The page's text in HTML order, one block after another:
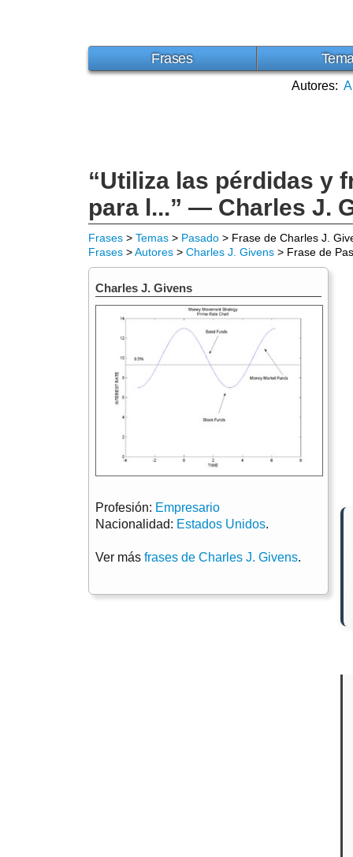
Frases
Autores: A
“Utiliza las pérdidas y
para l...” — Charles J.
Frases > Temas > Pasado > Frase de Charles J.
Frases >Autores > Charles J. Givens > Frase de
Charles J. Givens
Profesión: Empresario
Nacionalidad: Estados Unidos.
Ver más frases de Charles J. Givens.